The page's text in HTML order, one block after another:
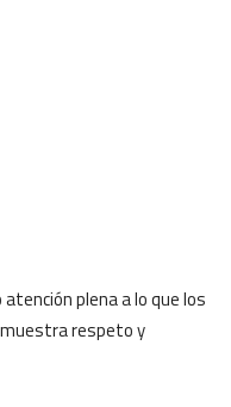
plena a lo que los
respeto y